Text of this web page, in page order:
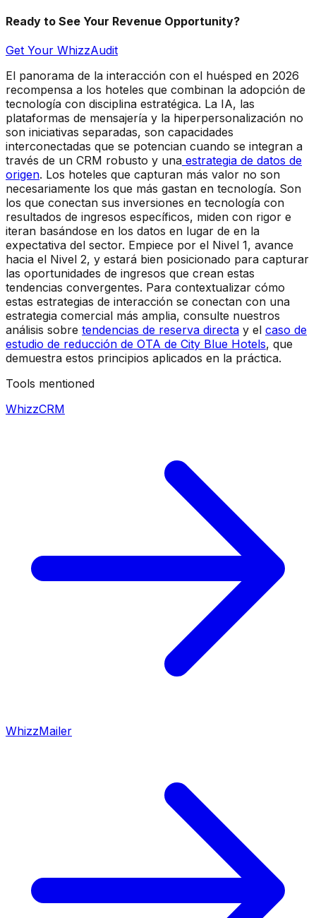
Ready to See Your Revenue Opportunity?
Get Your WhizzAudit
El panorama de la interacción con el huésped en 2026
recompensa a los hoteles que combinan la adopción de
tecnología con disciplina estratégica. La IA, las
plataformas de mensajería y la hiperpersonalización no
son iniciativas separadas, son capacidades
interconectadas que se potencian cuando se integran a
través de un CRM robusto y una estrategia de datos de
origen. Los hoteles que capturan más valor no son
necesariamente los que más gastan en tecnología. Son
los que conectan sus inversiones en tecnología con
resultados de ingresos específicos, miden con rigor e
iteran basándose en los datos en lugar de en la
expectativa del sector. Empiece por el Nivel 1, avance
hacia el Nivel 2, y estará bien posicionado para capturar
las oportunidades de ingresos que crean estas
tendencias convergentes. Para contextualizar cómo
estas estrategias de interacción se conectan con una
estrategia comercial más amplia, consulte nuestros
análisis sobre tendencias de reserva directa y el caso de
estudio de reducción de OTA de City Blue Hotels, que
demuestra estos principios aplicados en la práctica.
Tools mentioned
WhizzCRM
WhizzMailer